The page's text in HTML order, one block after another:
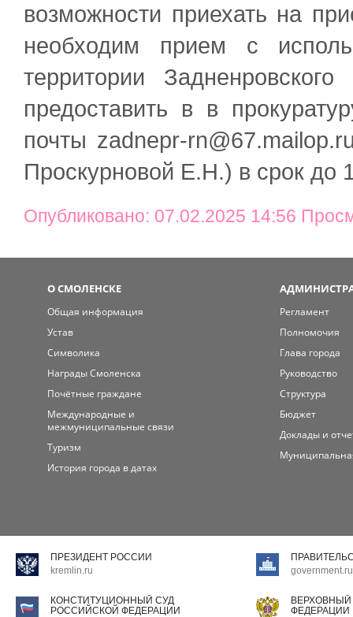
возможности приехать на
необходим прием с
территории
предоставить в в
почты zadnepr-
Проскурновой Е.Н.) в срок до
Опубликовано: 07.02.2025 14:56
О СМОЛЕНСКЕ
Общая информация
Устав
Символика
Награды Смоленска
Почётные граждане
Международные и
межмуниципальные связи
Туризм
История города в датах
Регламент
Полномочия
Глава города
Руководство
Структура
Бюджет
Доклады и
ПРЕЗИДЕНТ РОССИИ
kremlin.ru
government.ru
КОНСТИТУЦИОННЫЙ СУД
РОССИЙСКОЙ ФЕДЕРАЦИИ
ФЕДЕРАЦИИ